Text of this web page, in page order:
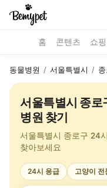
홈 콘텐츠 쇼핑
동물병원 / 서울특별시 /
서울특별시 종
병원 찾기
서울특별시 종로구 24
찾아보세요
24시 응급 고양이 전